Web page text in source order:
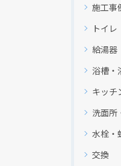
施工事
トイレ
給湯器
浴槽・
キッチ
洗面所
水栓・
交換